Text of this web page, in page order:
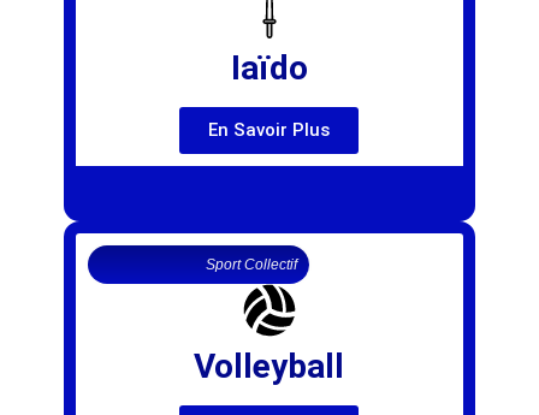
Iaïdo
En Savoir Plus
Sport Collectif
Volleyball